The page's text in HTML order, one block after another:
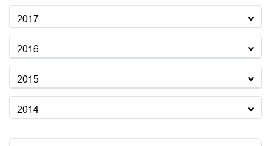
2017
2016
2015
2014